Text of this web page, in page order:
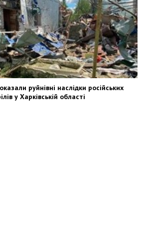
руйнівні наслідки російських
у Харківській області